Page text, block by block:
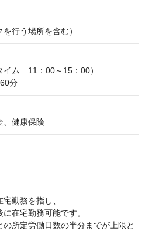
行う場所を含む）
ム　11：00～15：00）
分
、健康保険
勤務を指し、
在宅勤務可能です。
所定労働日数の半分までが上限と